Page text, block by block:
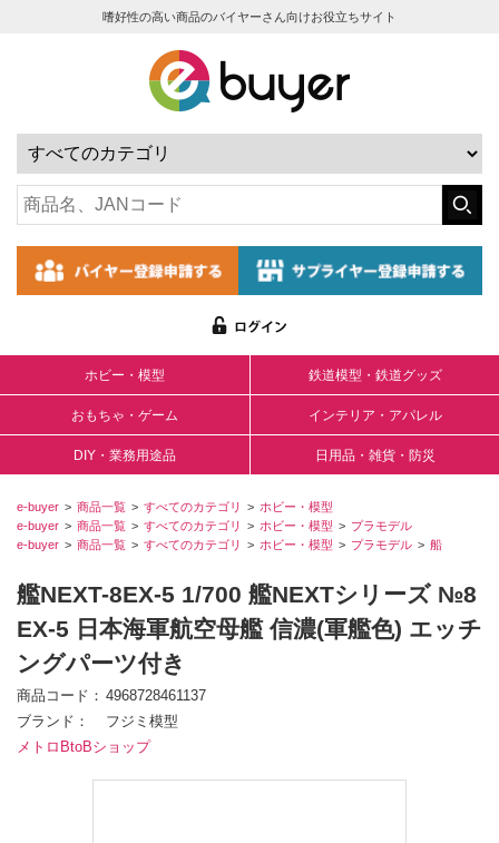
嗜好性の高い商品のバイヤーさん向けお役立ちサイト
ホビー・模型 鉄道模型・鉄道グッズ
おもちゃ・ゲーム インテリア・アパレル
DIY・業務用途品 日用品・雑貨・防災
e-buyer 商品一覧 すべてのカテゴリ
ホビー・模型
e-buyer
商品一覧 すべてのカテゴリ ホビー・模型
プラモデル
e-buyer
商品一覧 すべてのカテゴリ ホビー・模型 プラモデル 船
艦NEXT-8EX-5 1/700 艦NEXTシリーズ №8
EX-5 日本海軍航空母艦 信濃(軍艦色) エッチ
ングパーツ付き
商品コード
4968728461137
ブランド
フジミ模型
メトロBtoBショップ